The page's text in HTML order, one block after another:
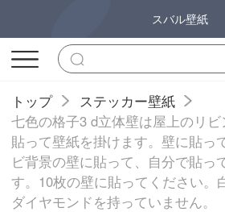
スバル壁紙
トップ
ステッカー壁紙
七色の格子3 d立体壁は屋上のリ
貼って壁紙を掛けます。壁に貼っ
ビ背景の壁に貼って、自分で貼っ
す。10枚の壁に貼ってください。
ダイヤモンドを持っていません。